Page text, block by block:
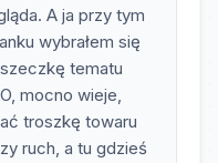
A ja przy tym
wybrałem się
tematu
mocno wieje,
troszkę towaru
ruch, a tu gdzieś